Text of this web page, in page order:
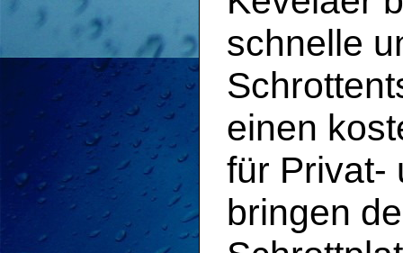
schnelle
einen
für Privat-
bringen